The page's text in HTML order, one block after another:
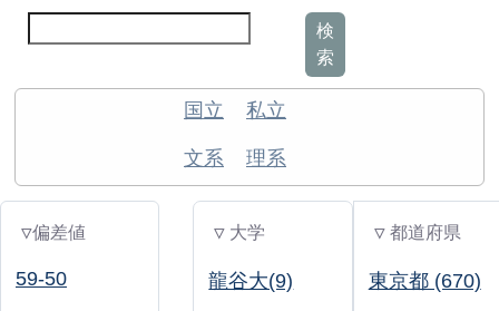
検
索
国立 私立
文系 理系
▽偏差値
59-50
▽ 大学
龍谷大(9)
▽ 都道府県
東京都 (670)